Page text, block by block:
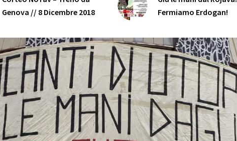
Genova // 8 Dicembre 2018
Fermiamo Erdogan!